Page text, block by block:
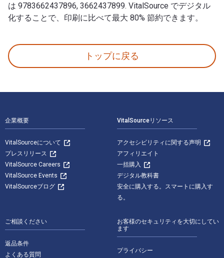
は 9783662437896, 3662437899. VitalSource でデジタル
化することで、印刷に比べて最大 80% 節約できます。
トップに戻る
企業概要
VitalSourceについて
プレスリリース
VitalSource Careers
VitalSource Events
VitalSourceブログ
VitalSourceリソース
アクセシビリティに関する声明
アフィリエイト
一括購入
デジタル教科書
安全に購入する。スマートに購入す
る。
ご相談ください
返品条件
よくある質問
お客様のセキュリティを大切にしてい
ます
プライバシー